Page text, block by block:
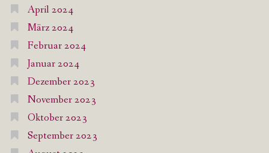
April 2024
März 2024
Februar 2024
Januar 2024
Dezember 2023
November 2023
Oktober 2023
September 2023